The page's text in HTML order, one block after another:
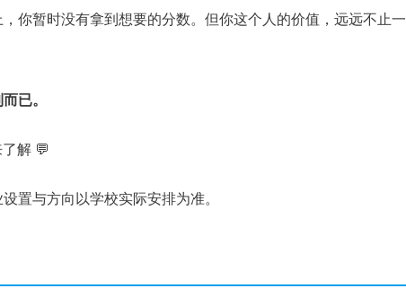
你暂时没有拿到想要的分数。但你这个人的价值，远远不止一
已。
解 💬
置与方向以学校实际安排为准。